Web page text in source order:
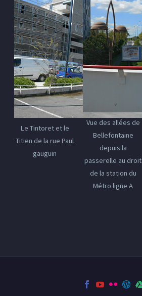
Le Tintoret et le
Titien de la rue Paul
gauguin
Vue des allées de
Bellefontaine
depuis la
passerelle au droit
de la station du
Métro ligne A